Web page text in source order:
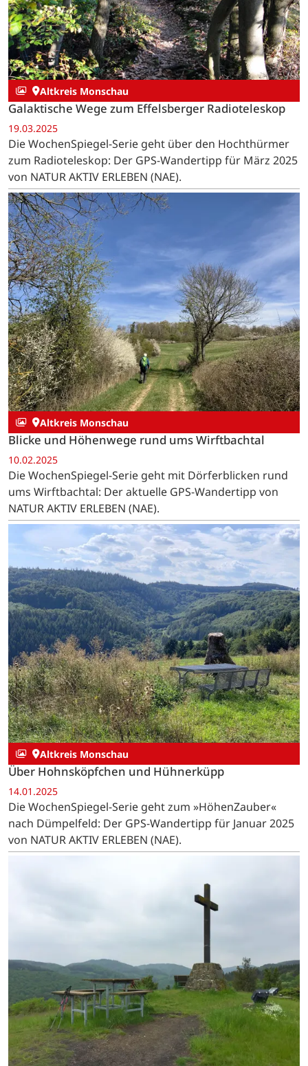
Altkreis Monschau
Galaktische Wege zum Effelsberger Radioteleskop
19.03.2025
Die WochenSpiegel-Serie geht über den Hochthürmer
zum Radioteleskop: Der GPS-Wandertipp für März 2025
von NATUR AKTIV ERLEBEN (NAE).
Altkreis Monschau
Blicke und Höhenwege rund ums Wirftbachtal
10.02.2025
Die WochenSpiegel-Serie geht mit Dörferblicken rund
ums Wirftbachtal: Der aktuelle GPS-Wandertipp von
NATUR AKTIV ERLEBEN (NAE).
Altkreis Monschau
Über Hohnsköpfchen und Hühnerküpp
14.01.2025
Die WochenSpiegel-Serie geht zum »HöhenZauber«
nach Dümpelfeld: Der GPS-Wandertipp für Januar 2025
von NATUR AKTIV ERLEBEN (NAE).